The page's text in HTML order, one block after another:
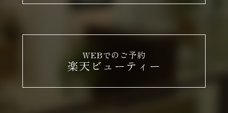
WEBでのご予約
楽天ビューティー